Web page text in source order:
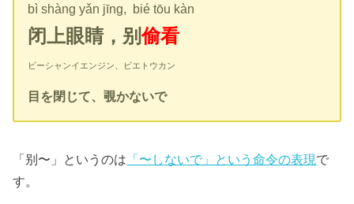
bì shàng yǎn jīng, bié tōu kàn
闭上眼睛，别偷看
ビーシャンイエンジン、ビエトウカン
目を閉じて、覗かないで
「别〜」というのは 「〜しないで」という命令の表現で
す。